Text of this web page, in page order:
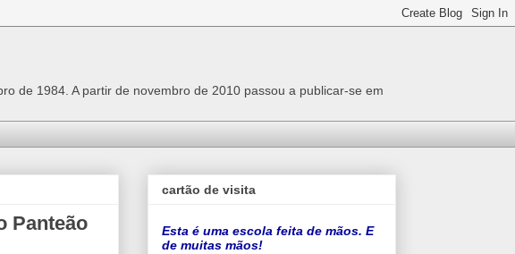
de 1984. A partir de novembro de 2010 passou a publicar-se em
Panteão
cartão de visita
Esta é uma escola feita de mãos. E
de muitas mãos!